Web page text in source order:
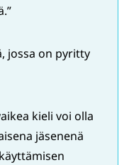
jossa on pyritty
kieli voi olla
jäsenenä